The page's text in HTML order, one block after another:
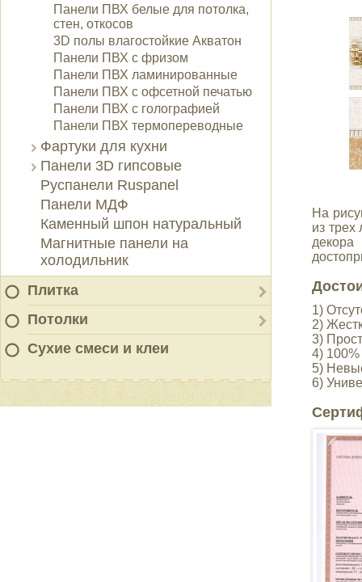
Панели ПВХ белые для потолка,
стен, откосов
3D полы влагостойкие Акватон
Панели ПВХ с фризом
Панели ПВХ ламинированные
Панели ПВХ с офсетной печатью
Панели ПВХ с голографией
Панели ПВХ термопереводные
Фартуки для кухни
Панели 3D гипсовые
Руспанели Ruspanel
Панели МДФ
Каменный шпон натуральный
Магнитные панели на
холодильник
Плитка
Потолки
Сухие смеси и клеи
На
из трех
1)
2)
3)
4) 100%
5)
6)